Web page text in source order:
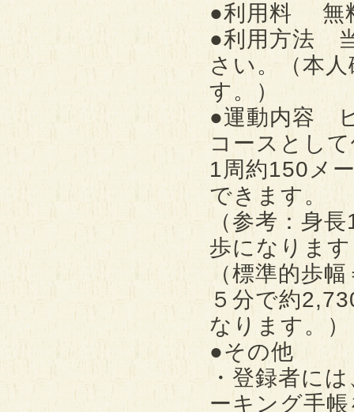
●利用料 無
●利用方法
さい。（本
す。）
●運動内容
コースとし
1周約150メ
できます。
（参考：身
歩になります
（標準的歩
５分で約
なります。）
●その他
・登録者に
ーキング手